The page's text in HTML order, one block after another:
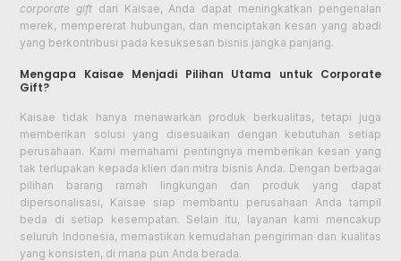
corporate gift dari Kaisae, Anda dapat meningkatkan pengenalan
merek, mempererat hubungan, dan menciptakan kesan yang abadi
yang berkontribusi pada kesuksesan bisnis jangka panjang.
Mengapa Kaisae Menjadi Pilihan Utama untuk Corporate
Gift?
Kaisae tidak hanya menawarkan produk berkualitas, tetapi juga
memberikan solusi yang disesuaikan dengan kebutuhan setiap
perusahaan. Kami memahami pentingnya memberikan kesan yang
tak terlupakan kepada klien dan mitra bisnis Anda. Dengan berbagai
pilihan barang ramah lingkungan dan produk yang dapat
dipersonalisasi, Kaisae siap membantu perusahaan Anda tampil
beda di setiap kesempatan. Selain itu, layanan kami mencakup
seluruh Indonesia, memastikan kemudahan pengiriman dan kualitas
yang konsisten, di mana pun Anda berada.